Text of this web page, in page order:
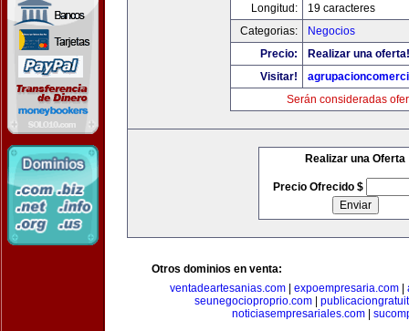
Longitud:
19 caracteres
Categorias:
Negocios
Precio:
Realizar una oferta!
Visitar!
Serán consideradas
Realizar una Oferta
Precio Ofrecido $
Otros dominios en venta:
ventadeartesanias.com| expoempresaria.com|
seunegocioproprio.com
noticiasempresariales.com|